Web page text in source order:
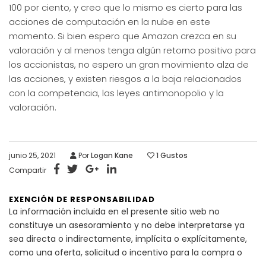
100 por ciento, y creo que lo mismo es cierto para las
acciones de computación en la nube en este
momento. Si bien espero que Amazon crezca en su
valoración y al menos tenga algún retorno positivo para
los accionistas, no espero un gran movimiento alza de
las acciones, y existen riesgos a la baja relacionados
con la competencia, las leyes antimonopolio y la
valoración.
junio 25, 2021 PorLogan Kane 1 Gustos
Compartir
EXENCIÓN DE RESPONSABILIDAD
La información incluida en el presente sitio web no
constituye un asesoramiento y no debe interpretarse ya
sea directa o indirectamente, implícita o explícitamente,
como una oferta, solicitud o incentivo para la compra o